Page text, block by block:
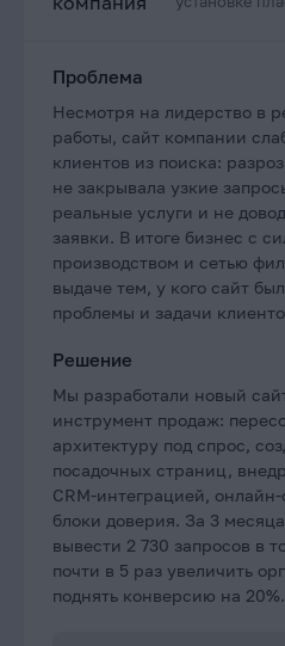
Проблема
Несмотря на лидерство в
работы, сайт компании
клиентов из поиска:
не закрывала узкие
реальные услуги и не
заявки. В итоге бизнес с
производством и сетью
выдаче тем, у кого сайт
проблемы и задачи
Решение
Мы разработали новый
инструмент продаж:
архитектуру под спрос,
посадочных страниц,
CRM-интеграцией,
блоки доверия. За 3
вывести 2 730 запросов в
почти в 5 раз увеличить
поднять конверсию на 20%.